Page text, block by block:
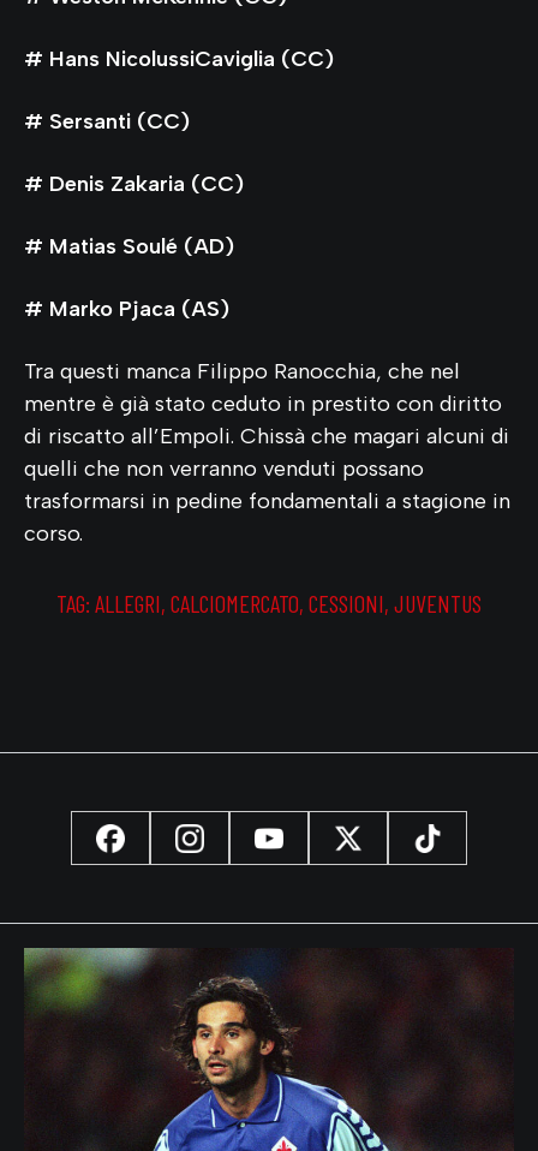
# Hans NicolussiCaviglia (CC)
# Sersanti (CC)
# Denis Zakaria (CC)
# Matias Soulé (AD)
# Marko Pjaca (AS)
Tra questi manca Filippo Ranocchia, che nel
mentre è già stato ceduto in prestito con diritto
di riscatto all’Empoli. Chissà che magari alcuni di
quelli che non verranno venduti possano
trasformarsi in pedine fondamentali a stagione in
corso.
TAG: ALLEGRI, CALCIOMERCATO, CESSIONI, JUVENTUS